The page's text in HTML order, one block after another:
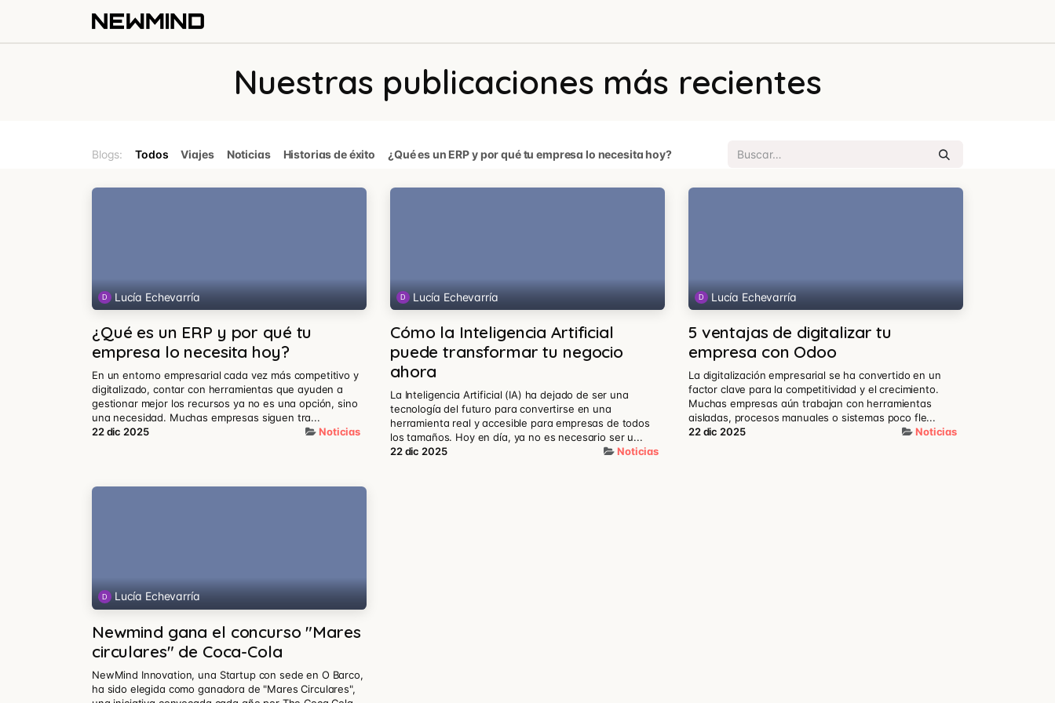
Nuestras publicaciones más recientes
Blogs: Todos Viajes Noticias Historias de éxito ¿Qué es un ERP y por qué tu empresa lo necesita hoy?
Lucía Echevarría
¿Qué es un ERP y por qué tu
empresa lo necesita hoy?
En un entorno empresarial cada vez más competitivo y
digitalizado, contar con herramientas que ayuden a
gestionar mejor los recursos ya no es una opción, sino
una necesidad. Muchas empresas siguen tra...
22 dic 2025
Noticias
Lucía Echevarría
Cómo la Inteligencia Artificial
puede transformar tu negocio
ahora
La Inteligencia Artificial (IA) ha dejado de ser una
tecnología del futuro para convertirse en una
herramienta real y accesible para empresas de todos
los tamaños. Hoy en día, ya no es necesario ser u...
22 dic 2025
Noticias
Lucía Echevarría
5 ventajas de digitalizar tu
empresa con Odoo
La digitalización empresarial se ha convertido en un
factor clave para la competitividad y el crecimiento.
Muchas empresas aún trabajan con herramientas
aisladas, procesos manuales o sistemas poco fle...
22 dic 2025
Noticias
Lucía Echevarría
Newmind gana el concurso "Mares
circulares" de Coca-Cola
NewMind Innovation, una Startup con sede en O Barco,
ha sido elegida como ganadora de "Mares Circulares",